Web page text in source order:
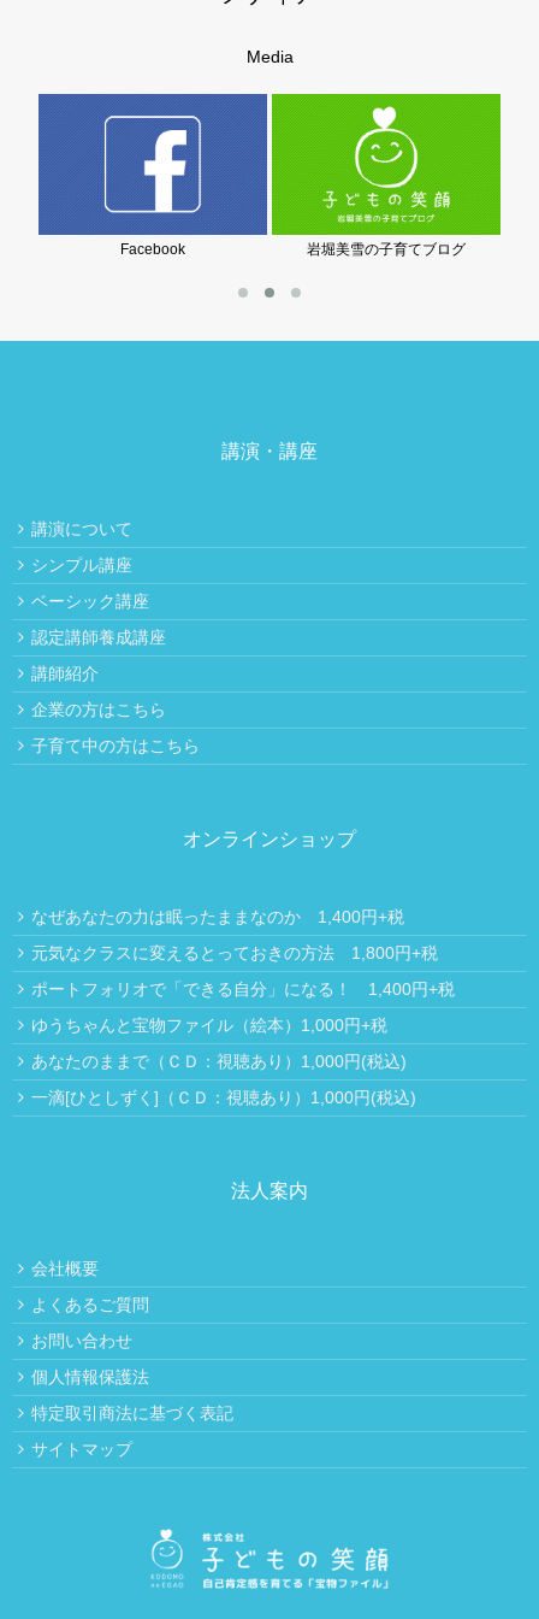
Media
Facebook 岩堀美雪の子育てブログ
講演・講座
講演について
シンプル講座
ベーシック講座
認定講師養成講座
講師紹介
企業の方はこちら
子育て中の方はこちら
オンラインショップ
なぜあなたの力は眠ったままなのか 1,400円+税
元気なクラスに変えるとっておきの方法 1,800円+税
ポートフォリオで「できる自分」になる！ 1,400円+税
ゆうちゃんと宝物ファイル（絵本）1,000円+税
あなたのままで（ＣＤ：視聴あり）1,000円(税込)
一滴[ひとしずく]（ＣＤ：視聴あり）1,000円(税込)
法人案内
会社概要
よくあるご質問
お問い合わせ
個人情報保護法
特定取引商法に基づく表記
サイトマップ